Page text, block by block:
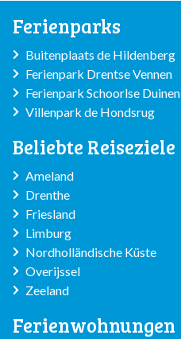
Ferienparks
Buitenplaats de Hildenberg
Ferienpark Drentse Vennen
Ferienpark Schoorlse Duinen
Villenpark de Hondsrug
Beliebte Reiseziele
Ameland
Drenthe
Friesland
Limburg
Nordholländische Küste
Overijssel
Zeeland
Ferienwohnungen